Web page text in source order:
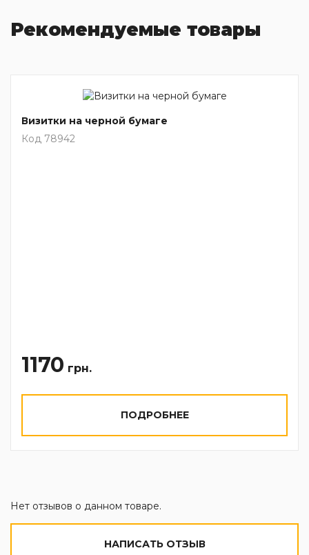
Рекомендуемые товары
Визитки на черной бумаге
Код 78942
1170 грн.
ПОДРОБНЕЕ
Нет отзывов о данном товаре.
НАПИСАТЬ ОТЗЫВ